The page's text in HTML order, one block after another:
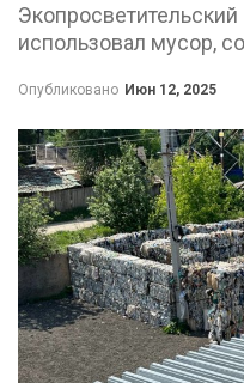
использовал мусор,
Опубликовано Июн 12, 2025